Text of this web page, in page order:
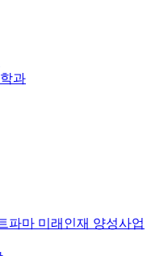
과
파마 미래인재 양성사업